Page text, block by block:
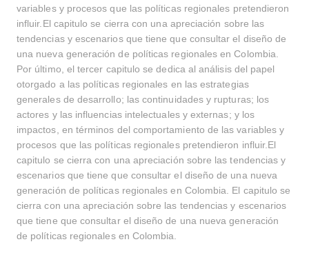
variables y procesos que las políticas regionales pretendieron
influir.El capitulo se cierra con una apreciación sobre las
tendencias y escenarios que tiene que consultar el diseño de
una nueva generación de políticas regionales en Colombia.
Por último, el tercer capitulo se dedica al análisis del papel
otorgado a las políticas regionales en las estrategias
generales de desarrollo; las continuidades y rupturas; los
actores y las influencias intelectuales y externas; y los
impactos, en términos del comportamiento de las variables y
procesos que las políticas regionales pretendieron influir.El
capitulo se cierra con una apreciación sobre las tendencias y
escenarios que tiene que consultar el diseño de una nueva
generación de políticas regionales en Colombia. El capitulo se
cierra con una apreciación sobre las tendencias y escenarios
que tiene que consultar el diseño de una nueva generación
de políticas regionales en Colombia.